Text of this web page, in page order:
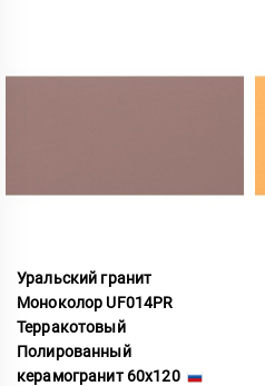
Уральский гранит
Моноколор UF014PR
Терракотовый
Полированный
керамогранит 60x120